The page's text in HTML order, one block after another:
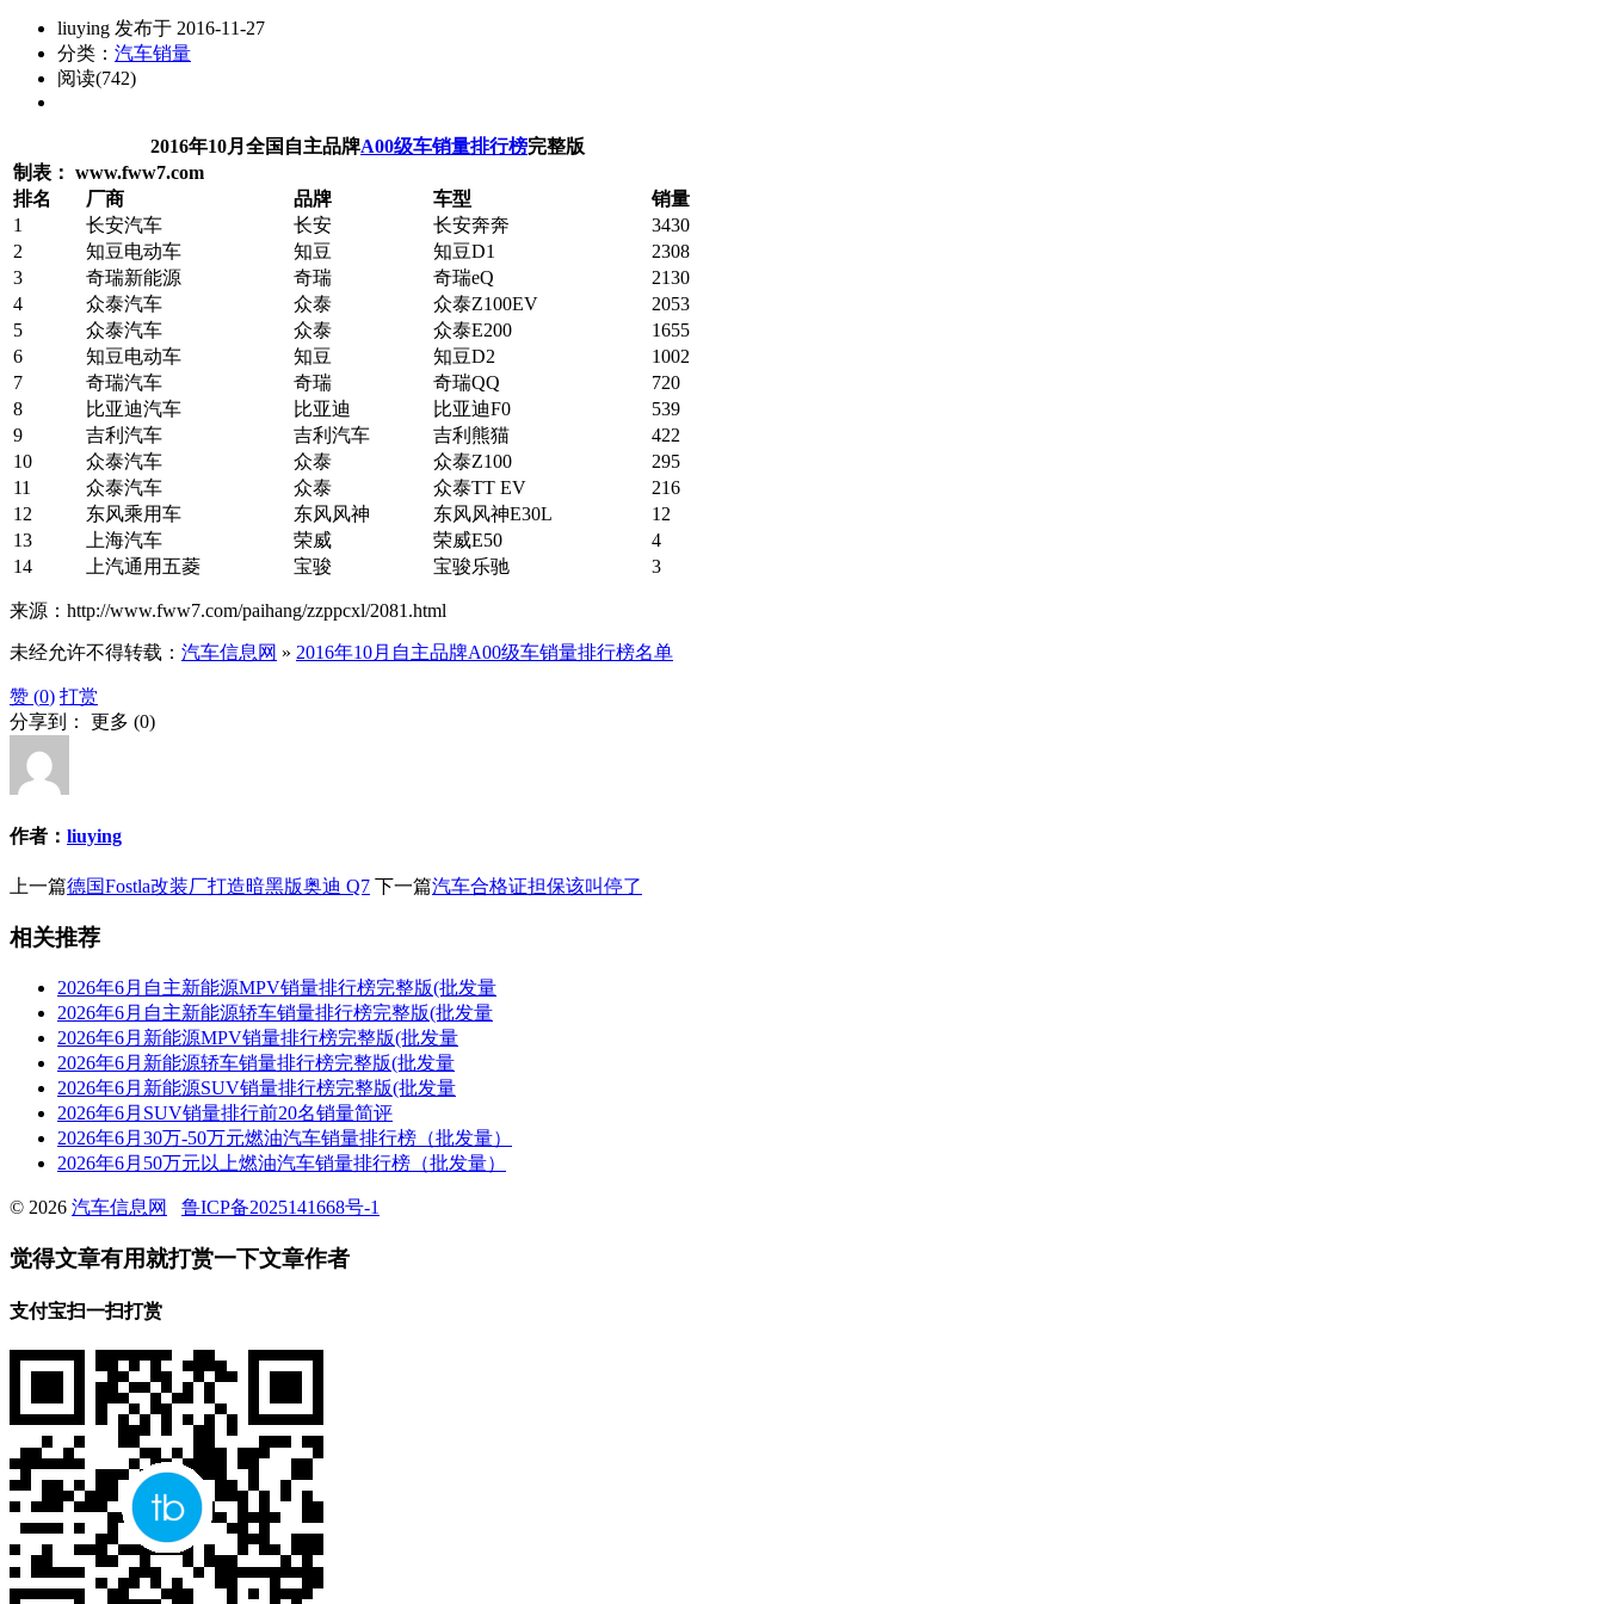
liuying 发布于 2016-11-27
分类： 汽车销量
阅读(742)
2016年10月全国自主品牌A00级车销量排行榜完整版
制表： www.fww7.com
排名
厂商 品牌 车型
销量
1
长安汽车 长安 长安奔奔
3430
2
知豆电动车 知豆 知豆D1
2308
3
奇瑞新能源 奇瑞 奇瑞eQ
2130
4
众泰汽车 众泰 众泰Z100EV
2053
5
众泰汽车 众泰 众泰E200
1655
6
知豆电动车 知豆 知豆D2
1002
7
奇瑞汽车 奇瑞 奇瑞QQ
720
8
比亚迪汽车 比亚迪 比亚迪F0
539
9
吉利汽车 吉利汽车 吉利熊猫
422
10
众泰汽车 众泰 众泰Z100
295
11
众泰汽车 众泰 众泰TT EV
216
12
东风乘用车 东风风神 东风风神E30L
12
13
上海汽车 荣威 荣威E50
4
14
上汽通用五菱 宝骏 宝骏乐驰 3
来源：http://www.fww7.com/paihang/zzppcxl/2081.html
未经允许不得转载： 汽车信息网 » 2016年10月自主品牌A00级车销量排行榜名单
赞 (0) 打赏
分享到： 更多 (0)
作者： liuying
上一篇德国Fostla改装厂打造暗黑版奥迪 Q7 下一篇汽车合格证担保该叫停了
相关推荐
2026年6月自主新能源MPV销量排行榜完整版(批发量
2026年6月自主新能源轿车销量排行榜完整版(批发量
2026年6月新能源MPV销量排行榜完整版(批发量
2026年6月新能源轿车销量排行榜完整版(批发量
2026年6月新能源SUV销量排行榜完整版(批发量
2026年6月SUV销量排行前20名销量简评
2026年6月30万-50万元燃油汽车销量排行榜（批发量）
2026年6月50万元以上燃油汽车销量排行榜（批发量）
© 2026 汽车信息网 鲁ICP备2025141668号-1
觉得文章有用就打赏一下文章作者
支付宝扫一扫打赏